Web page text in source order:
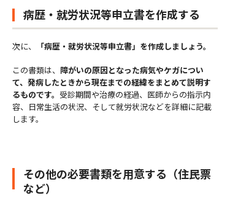
病歴・就労状況等申立書を作成する
次に、 「病歴・就労状況等申立書」を作成しましょう。
この書類は、 障がいの原因となった病気やケガについ
て、発病したときから現在までの経緯をまとめて説明す
るものです。 受診期間や治療の経過、医師からの指示内
容、日常生活の状況、そして就労状況などを詳細に記載
します。
その他の必要書類を用意する（住民票
など）